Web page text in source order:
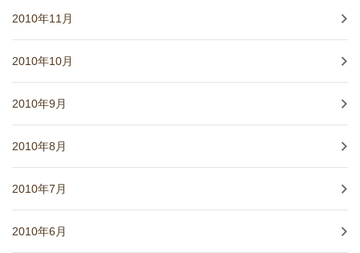
2010年11月
2010年10月
2010年9月
2010年8月
2010年7月
2010年6月